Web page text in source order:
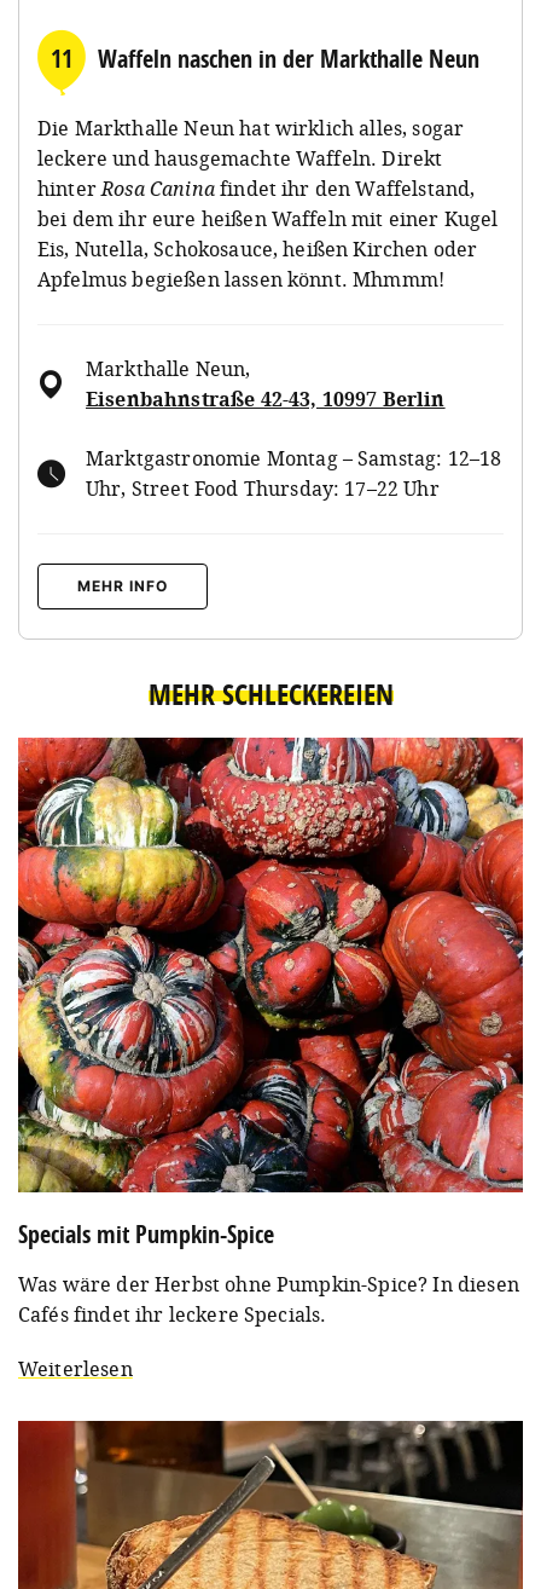
11 Waffeln naschen in der Markthalle Neun
Die Markthalle Neun hat wirklich alles, sogar
leckere und hausgemachte Waffeln. Direkt
hinterRosa Caninafindet ihr den Waffelstand,
bei dem ihr eure heißen Waffeln mit einer Kugel
Eis, Nutella, Schokosauce, heißen Kirchen oder
Apfelmus begießen lassen könnt. Mhmmm!
Markthalle Neun,
Eisenbahnstraße 42-43, 10997 Berlin
Marktgastronomie Montag – Samstag: 12–18
Uhr, Street Food Thursday: 17–22 Uhr
MEHR INFO
MEHR SCHLECKEREIEN
Specials mit Pumpkin-Spice
Was wäre der Herbst ohne Pumpkin-Spice? In diesen
Cafés findet ihr leckere Specials.
Weiterlesen